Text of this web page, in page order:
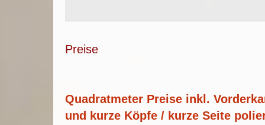
Preise
Quadratmeter Preise inkl.
und kurze Köpfe / kurze Seite